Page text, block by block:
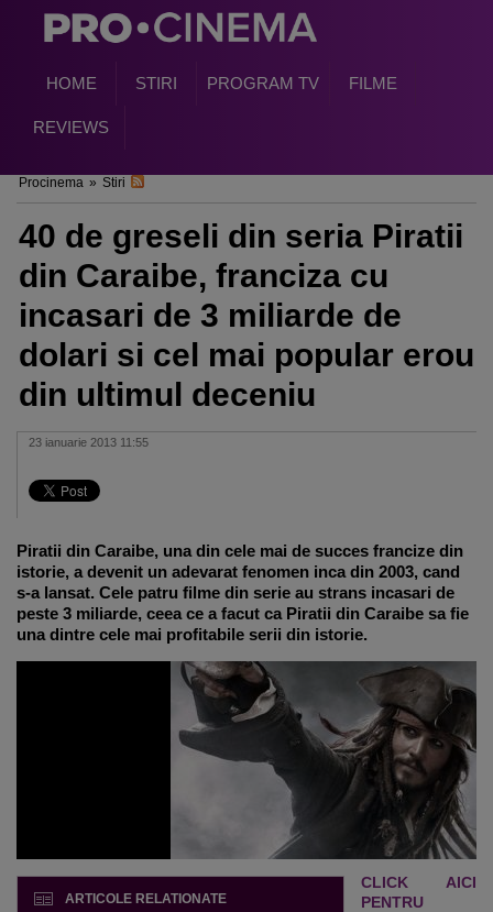
HOME STIRI PROGRAM TV FILME
REVIEWS
Procinema » Stiri
40 de greseli din seria Piratii
din Caraibe, franciza cu
incasari de 3 miliarde de
dolari si cel mai popular erou
din ultimul deceniu
23 ianuarie 2013 11:55
Piratii din Caraibe, una din cele mai de succes francize din
istorie, a devenit un adevarat fenomen inca din 2003, cand
s-a lansat. Cele patru filme din serie au strans incasari de
peste 3 miliarde, ceea ce a facut ca Piratii din Caraibe sa fie
una dintre cele mai profitabile serii din istorie.
ARTICOLE RELATIONATE
CLICK AICI
PENTRU